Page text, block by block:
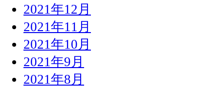
2021年12月
2021年11月
2021年10月
2021年9月
2021年8月